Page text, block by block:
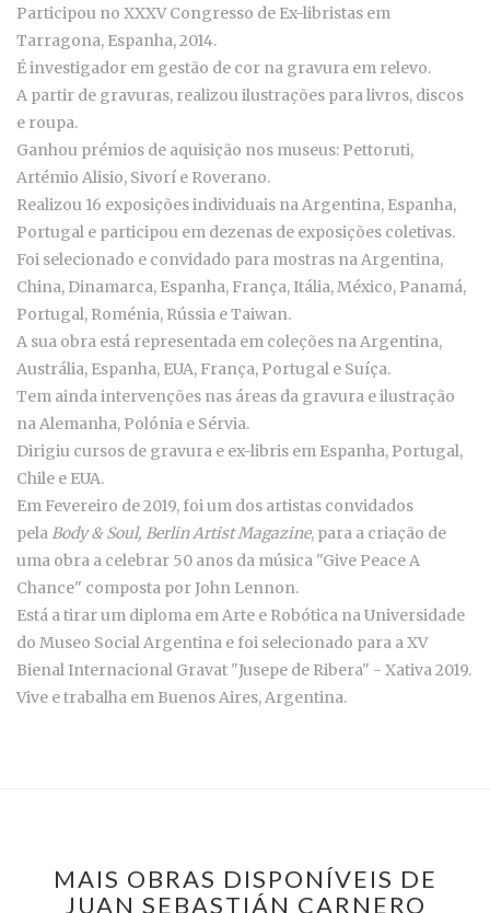
Participou no XXXV Congresso de Ex-libristas em
Tarragona, Espanha, 2014.
É investigador em gestão de cor na gravura em relevo.
A partir de gravuras, realizou ilustrações para livros, discos
e roupa.
Ganhou prémios de aquisição nos museus: Pettoruti,
Artémio Alisio, Sivorí e Roverano.
Realizou 16 exposições individuais na Argentina, Espanha,
Portugal e participou em dezenas de exposições coletivas.
Foi selecionado e convidado para mostras na Argentina,
China, Dinamarca, Espanha, França, Itália, México, Panamá,
Portugal, Roménia, Rússia e Taiwan.
A sua obra está representada em coleções na Argentina,
Austrália, Espanha, EUA, França, Portugal e Suíça.
Tem ainda intervenções nas áreas da gravura e ilustração
na Alemanha, Polónia e Sérvia.
Dirigiu cursos de gravura e ex-libris em Espanha, Portugal,
Chile e EUA.
Em Fevereiro de 2019, foi um dos artistas convidados
pelaBody & Soul, Berlin Artist Magazine, para a criação de
uma obra a celebrar 50 anos da música "Give Peace A
Chance" composta por John Lennon.
Está a tirar um diploma em Arte e Robótica na Universidade
do Museo Social Argentina e foi selecionado para a XV
Bienal Internacional Gravat "Jusepe de Ribera" - Xativa 2019.
Vive e trabalha em Buenos Aires, Argentina.
MAIS OBRAS DISPONÍVEIS DE
JUAN SEBASTIÁN CARNERO